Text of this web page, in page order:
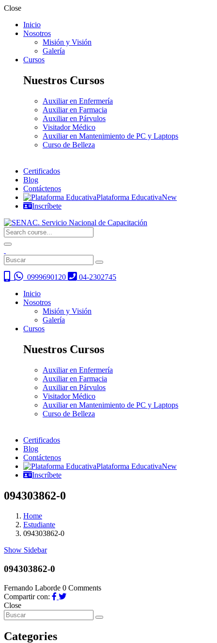
Close
Inicio
Nosotros
Misión y Visión
Galería
Cursos
Nuestros Cursos
Auxiliar en Enfermería
Auxiliar en Farmacia
Auxiliar en Párvulos
Visitador Médico
Auxiliar en Mantenimiento de PC y Laptops
Curso de Belleza
Certificados
Blog
Contáctenos
Plataforma EducativaNew
Inscríbete
0999690120
04-2302745
Inicio
Nosotros
Misión y Visión
Galería
Cursos
Nuestros Cursos
Auxiliar en Enfermería
Auxiliar en Farmacia
Auxiliar en Párvulos
Visitador Médico
Auxiliar en Mantenimiento de PC y Laptops
Curso de Belleza
Certificados
Blog
Contáctenos
Plataforma EducativaNew
Inscríbete
094303862-0
Home
Estudiante
094303862-0
Show Sidebar
094303862-0
Fernando Laborde 0 Comments
Compartir con:
Close
Categories